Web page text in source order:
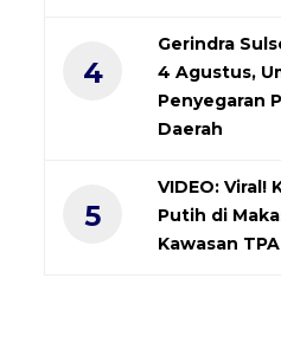
4
Gerindra
4 Agustus,
Penyegaran
Daerah
5
VIDEO: Viral!
Putih di
Kawasan